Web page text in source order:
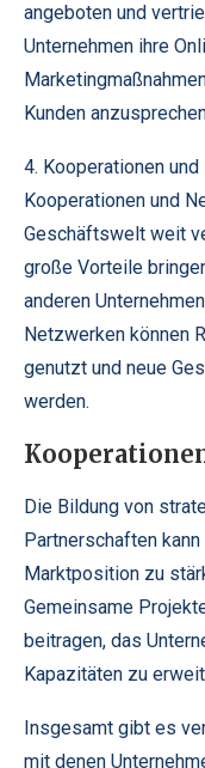
angeboten und
Unternehmen ihre
Kunden
4. Kooperationen
Kooperationen und
Geschäftswelt weit
große Vorteile
anderen
Netzwerken können
genutzt und neue
werden.
Die Bildung von
Partnerschaften
Marktposition zu
Gemeinsame
beitragen, das
Kapazitäten zu
Insgesamt gibt es
mit denen